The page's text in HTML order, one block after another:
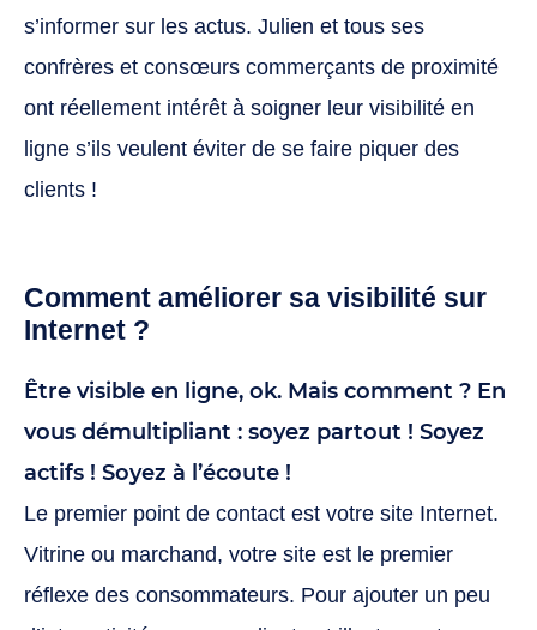
s’informer sur les actus. Julien et tous ses
confrères et consœurs commerçants de proximité
ont réellement intérêt à soigner leur visibilité en
ligne s’ils veulent éviter de se faire piquer des
clients !
Comment améliorer sa visibilité sur
Internet ?
Être visible en ligne, ok. Mais comment ? En
vous démultipliant : soyez partout ! Soyez
actifs ! Soyez à l’écoute !
Le premier point de contact est votre site Internet.
Vitrine ou marchand, votre site est le premier
réflexe des consommateurs. Pour ajouter un peu